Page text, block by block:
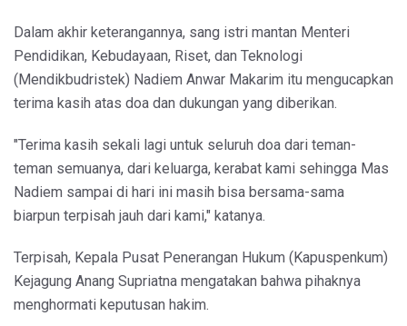
Dalam akhir keterangannya, sang istri mantan Menteri
Pendidikan, Kebudayaan, Riset, dan Teknologi
(Mendikbudristek) Nadiem Anwar Makarim itu mengucapkan
terima kasih atas doa dan dukungan yang diberikan.
"Terima kasih sekali lagi untuk seluruh doa dari teman-
teman semuanya, dari keluarga, kerabat kami sehingga Mas
Nadiem sampai di hari ini masih bisa bersama-sama
biarpun terpisah jauh dari kami," katanya.
Terpisah, Kepala Pusat Penerangan Hukum (Kapuspenkum)
Kejagung Anang Supriatna mengatakan bahwa pihaknya
menghormati keputusan hakim.